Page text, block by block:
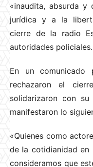
«inaudita, absurda y
jurídica y a la
cierre de la radio
autoridades policiales.
En un comunicado
rechazaron el
solidarizaron con
manifestaron lo
«Quienes como
de la cotidianidad en
consideramos que